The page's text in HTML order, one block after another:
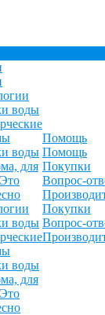
воды
воды
для
Это
воды
воды
для
Это
Помощь
Помощь
Покупки
Вопрос-
Покупки
Вопрос-